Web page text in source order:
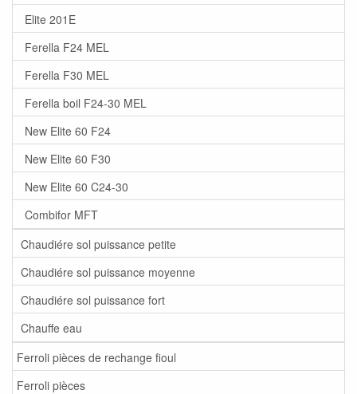
Elite 201E
Ferella F24 MEL
Ferella F30 MEL
Ferella boil F24-30 MEL
New Elite 60 F24
New Elite 60 F30
New Elite 60 C24-30
Combifor MFT
Chaudiére sol puissance petite
Chaudiére sol puissance moyenne
Chaudiére sol puissance fort
Chauffe eau
Ferroli pièces de rechange fioul
Ferroli pièces